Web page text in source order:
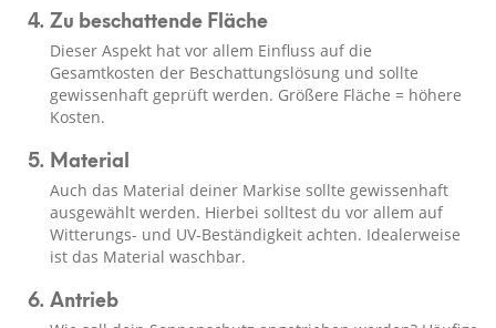
Zu beschattende Fläche
Dieser Aspekt hat vor allem Einfluss auf die
Gesamtkosten der Beschattungslösung und sollte
gewissenhaft geprüft werden. Größere Fläche = höhere
Kosten.
Material
Auch das Material deiner Markise sollte gewissenhaft
ausgewählt werden. Hierbei solltest du vor allem auf
Witterungs- und UV-Beständigkeit achten. Idealerweise
ist das Material waschbar.
Antrieb